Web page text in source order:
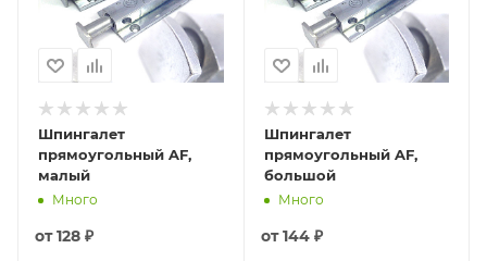
Шпингалет
прямоугольный AF,
малый
Много
от128 ₽
Шпингалет
прямоугольный AF,
большой
Много
от144 ₽